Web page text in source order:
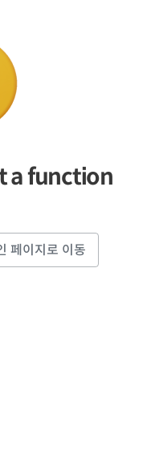
a function
페이지로 이동